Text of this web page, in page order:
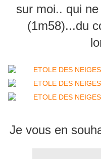
sur moi.. qui
(1m58)...du
Je vous en